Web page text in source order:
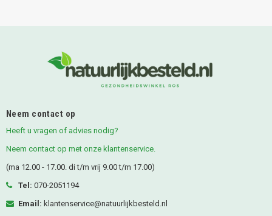
Neem contact op
Heeft u vragen of advies nodig?
Neem contact op met onze klantenservice.
(ma 12.00 - 17.00. di t/m vrij 9.00 t/m 17.00)
Tel: 070-2051194
Email: klantenservice@natuurlijkbesteld.nl